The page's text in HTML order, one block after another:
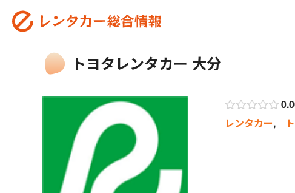
トヨタレンタカー 大分
レンタカー,